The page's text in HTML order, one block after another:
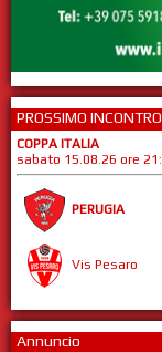
PROSSIMO INCONTRO
COPPA ITALIA
sabato 15.08.26 ore
PERUGIA
Vis Pesaro
Annuncio